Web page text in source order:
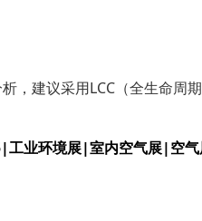
建议采用LCC（全生命周
业环境展|室内空气展|空